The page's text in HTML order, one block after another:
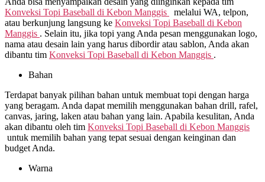
Konveksi Topi Baseball di Kebon Manggis
melalui WA, telpon,
atau berkunjung langsung ke Konveksi Topi Baseball di Kebon
Manggis . Selain itu, jika topi yang Anda pesan menggunakan logo,
nama atau desain lain yang harus dibordir atau sablon, Anda akan
dibantu tim Konveksi Topi Baseball di Kebon Manggis .
Bahan
Terdapat banyak pilihan bahan untuk membuat topi dengan harga
yang beragam. Anda dapat memilih menggunakan bahan drill, rafel,
canvas, jaring, laken atau bahan yang lain. Apabila kesulitan, Anda
akan dibantu oleh tim Konveksi Topi Baseball di Kebon Manggis
untuk memilih bahan yang tepat sesuai dengan keinginan dan
budget Anda.
Warna